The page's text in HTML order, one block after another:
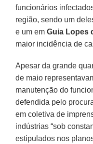
funcionários
região, sendo um
e um emGuia Lopes
maior incidência de
Apesar da grande
de maio
manutenção do
defendida pelo
em coletiva de
indústrias “sob
estipulados nos